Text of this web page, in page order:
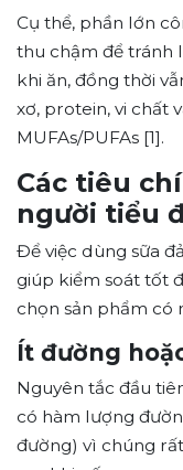
Cụ thể, phần lớn
thu chậm để tránh
khi ăn, đồng thời
xơ, protein, vi chất
MUFAs/PUFAs [1].
Các tiêu
người tiểu
Để việc dùng sữa
giúp kiểm soát tốt
chọn sản phẩm có
Ít đường
Nguyên tắc đầu
có hàm lượng
đường) vì chúng